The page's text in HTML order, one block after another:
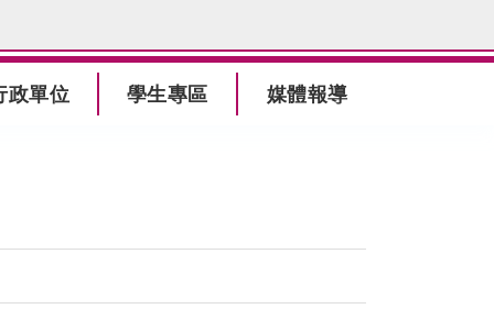
政單位 學生專區 媒體報導